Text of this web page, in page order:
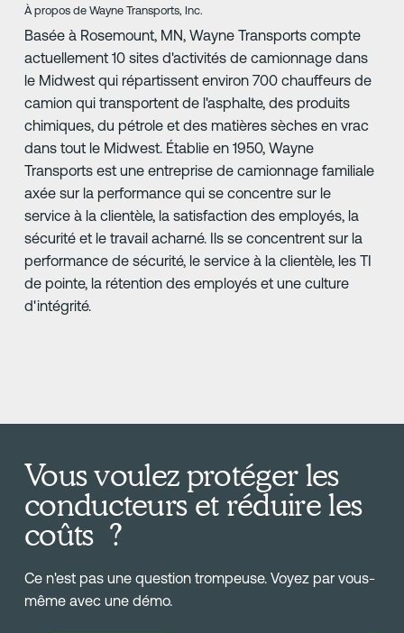
À propos de Wayne Transports, Inc.
Basée à Rosemount, MN, Wayne Transports compte
actuellement 10 sites d'activités de camionnage dans
le Midwest qui répartissent environ 700 chauffeurs de
camion qui transportent de l'asphalte, des produits
chimiques, du pétrole et des matières sèches en vrac
dans tout le Midwest. Établie en 1950, Wayne
Transports est une entreprise de camionnage familiale
axée sur la performance qui se concentre sur le
service à la clientèle, la satisfaction des employés, la
sécurité et le travail acharné. Ils se concentrent sur la
performance de sécurité, le service à la clientèle, les TI
de pointe, la rétention des employés et une culture
d'intégrité.
Vous voulez protéger les
conducteurs et réduire les
coûts ?
Ce n'est pas une question trompeuse. Voyez par vous-
même avec une démo.